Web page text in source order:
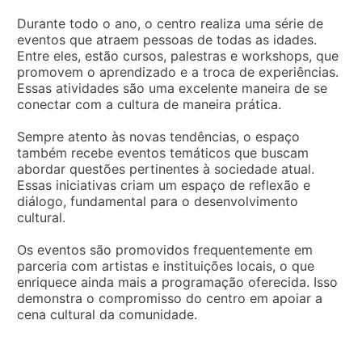
Durante todo o ano, o centro realiza uma série de
eventos que atraem pessoas de todas as idades.
Entre eles, estão cursos, palestras e workshops, que
promovem o aprendizado e a troca de experiências.
Essas atividades são uma excelente maneira de se
conectar com a cultura de maneira prática.
Sempre atento às novas tendências, o espaço
também recebe eventos temáticos que buscam
abordar questões pertinentes à sociedade atual.
Essas iniciativas criam um espaço de reflexão e
diálogo, fundamental para o desenvolvimento
cultural.
Os eventos são promovidos frequentemente em
parceria com artistas e instituições locais, o que
enriquece ainda mais a programação oferecida. Isso
demonstra o compromisso do centro em apoiar a
cena cultural da comunidade.